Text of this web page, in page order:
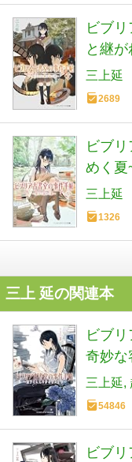
ビブ
と継
三上延
2689
ビブ
めく夏
三上延
1326
三上 延の関連本
ビブ
奇妙な
庫)
三上延
54846
ビブ